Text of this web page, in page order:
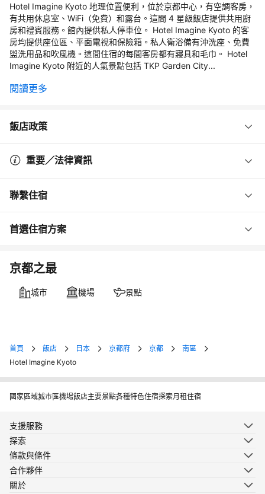
Hotel Imagine Kyoto 地理位置便利，位於京都中心，有空調客房，
有共用休息室、WiFi（免費）和露台。這間 4 星級飯店提供共用廚
房和禮賓服務。館內提供私人停車位。 Hotel Imagine Kyoto 的客
房均提供座位區、平面電視和保險箱。私人衛浴備有沖洗座、免費
盥洗用品和吹風機。這間住宿的每間客房都有寢具和毛巾。 Hotel
Imagine Kyoto 附近的人氣景點包括 TKP Garden City...
閱讀更多
飯店政策
重要／法律資訊
聯繫住宿
首選住宿方案
京都之最
城市 機場 景點
首頁 飯店 日本 京都府 京都
南區
Hotel Imagine Kyoto
國家區域城市區機場飯店主要景點各種特色住宿探索月租住宿
支援服務
探索
條款與條件
合作夥伴
關於